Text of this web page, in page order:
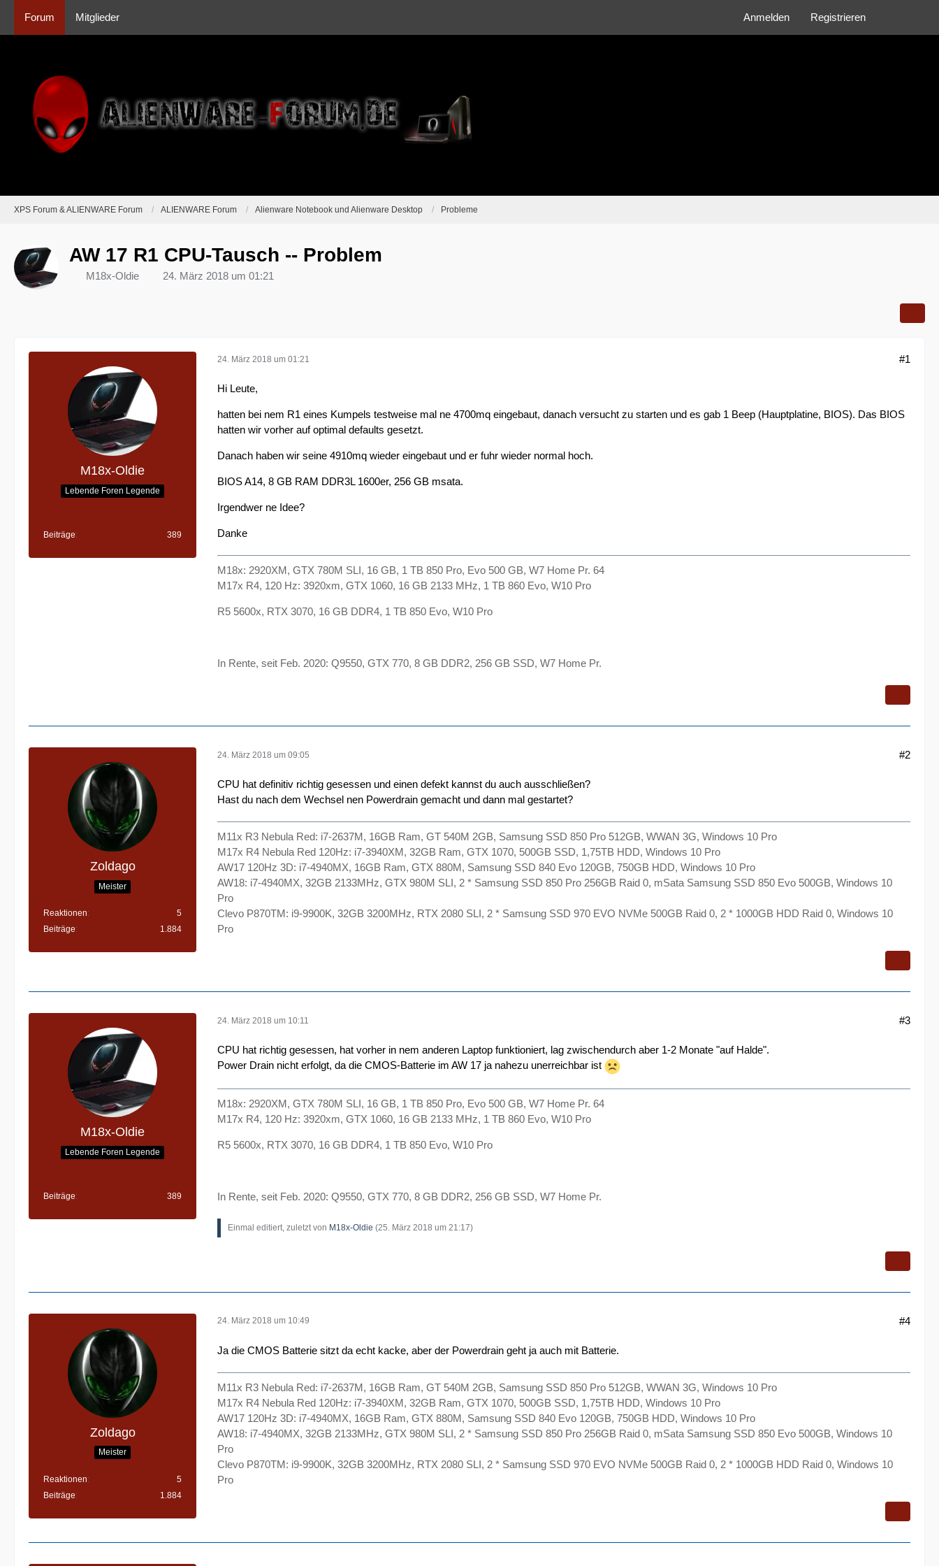
Forum Mitglieder Anmelden Registrieren
XPS Forum & ALIENWARE Forum ALIENWARE Forum Alienware Notebook und Alienware Desktop Probleme
AW 17 R1 CPU-Tausch -- Problem
M18x-Oldie 24. März 2018 um 01:21
M18x-Oldie
Lebende Foren Legende
Beiträge 389
24. März 2018 um 01:21 #1
Hi Leute,
hatten bei nem R1 eines Kumpels testweise mal ne 4700mq eingebaut, danach versucht zu starten und es gab 1 Beep (Hauptplatine, BIOS). Das BIOS
hatten wir vorher auf optimal defaults gesetzt.
Danach haben wir seine 4910mq wieder eingebaut und er fuhr wieder normal hoch.
BIOS A14, 8 GB RAM DDR3L 1600er, 256 GB msata.
Irgendwer ne Idee?
Danke
M18x: 2920XM, GTX 780M SLI, 16 GB, 1 TB 850 Pro, Evo 500 GB, W7 Home Pr. 64
M17x R4, 120 Hz: 3920xm, GTX 1060, 16 GB 2133 MHz, 1 TB 860 Evo, W10 Pro
R5 5600x, RTX 3070, 16 GB DDR4, 1 TB 850 Evo, W10 Pro
In Rente, seit Feb. 2020: Q9550, GTX 770, 8 GB DDR2, 256 GB SSD, W7 Home Pr.
Zoldago
Meister
Reaktionen
5
Beiträge
1.884
24. März 2018 um 09:05 #2
CPU hat definitiv richtig gesessen und einen defekt kannst du auch ausschließen?
Hast du nach dem Wechsel nen Powerdrain gemacht und dann mal gestartet?
M11x R3 Nebula Red: i7-2637M, 16GB Ram, GT 540M 2GB, Samsung SSD 850 Pro 512GB, WWAN 3G, Windows 10 Pro
M17x R4 Nebula Red 120Hz: i7-3940XM, 32GB Ram, GTX 1070, 500GB SSD, 1,75TB HDD, Windows 10 Pro
AW17 120Hz 3D: i7-4940MX, 16GB Ram, GTX 880M, Samsung SSD 840 Evo 120GB, 750GB HDD, Windows 10 Pro
AW18: i7-4940MX, 32GB 2133MHz, GTX 980M SLI, 2 * Samsung SSD 850 Pro 256GB Raid 0, mSata Samsung SSD 850 Evo 500GB, Windows 10
Pro
Clevo P870TM: i9-9900K, 32GB 3200MHz, RTX 2080 SLI, 2 * Samsung SSD 970 EVO NVMe 500GB Raid 0, 2 * 1000GB HDD Raid 0, Windows 10
Pro
M18x-Oldie
Lebende Foren Legende
Beiträge 389
24. März 2018 um 10:11 #3
CPU hat richtig gesessen, hat vorher in nem anderen Laptop funktioniert, lag zwischendurch aber 1-2 Monate "auf Halde".
Power Drain nicht erfolgt, da die CMOS-Batterie im AW 17 ja nahezu unerreichbar ist
M18x: 2920XM, GTX 780M SLI, 16 GB, 1 TB 850 Pro, Evo 500 GB, W7 Home Pr. 64
M17x R4, 120 Hz: 3920xm, GTX 1060, 16 GB 2133 MHz, 1 TB 860 Evo, W10 Pro
R5 5600x, RTX 3070, 16 GB DDR4, 1 TB 850 Evo, W10 Pro
In Rente, seit Feb. 2020: Q9550, GTX 770, 8 GB DDR2, 256 GB SSD, W7 Home Pr.
Einmal editiert, zuletzt von M18x-Oldie (25. März 2018 um 21:17)
Zoldago
Meister
Reaktionen
5
Beiträge
1.884
24. März 2018 um 10:49 #4
Ja die CMOS Batterie sitzt da echt kacke, aber der Powerdrain geht ja auch mit Batterie.
M11x R3 Nebula Red: i7-2637M, 16GB Ram, GT 540M 2GB, Samsung SSD 850 Pro 512GB, WWAN 3G, Windows 10 Pro
M17x R4 Nebula Red 120Hz: i7-3940XM, 32GB Ram, GTX 1070, 500GB SSD, 1,75TB HDD, Windows 10 Pro
AW17 120Hz 3D: i7-4940MX, 16GB Ram, GTX 880M, Samsung SSD 840 Evo 120GB, 750GB HDD, Windows 10 Pro
AW18: i7-4940MX, 32GB 2133MHz, GTX 980M SLI, 2 * Samsung SSD 850 Pro 256GB Raid 0, mSata Samsung SSD 850 Evo 500GB, Windows 10
Pro
Clevo P870TM: i9-9900K, 32GB 3200MHz, RTX 2080 SLI, 2 * Samsung SSD 970 EVO NVMe 500GB Raid 0, 2 * 1000GB HDD Raid 0, Windows 10
Pro